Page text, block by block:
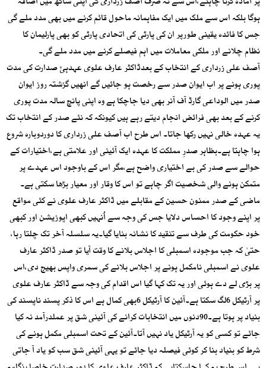
ہوگا بلکہ اس سے ملک میں ایک مفاہمانہ ماحول قائم کرنے میں بھی مدد ملے گی
جس کا فائدہ یقینی طورپر ان کی پارٹی کی اتحادی پارٹی کو بھی پارلیمان کا
نظام چلانے اور ملکی معاملات میں اہم فیصلے کرنے میں مدد ملے گی۔
آصف علی زرداری کے انتخاب کے بعدڈاکٹر عارف علوی عہدہئ صدارت کی مدت
پوری ہونے پر اب ایوان صدر سے رخصت ہو جائیں گے انھیں گزشتہ روز ایوان
صدر میں الوداعی گارڈ آف آنر بھی دیا جاچکا ہے وہ اپنی پانچ سالہ مدت پوری
کرنے کے بعد بھی فرائض انجام دیتے رہے ہیں کیونکہ کہ نئے صدر کے انتخاب تک
یہ عہدہ خالی نہیں رکھا جاتا۔ اس طرح اب آصف علی زرداری کا دوردوبارہ شروع
ہوا چاہتا ہے۔بظاہر صدرِ مملکت کا عہدہ ایک آئینی اور علامتی ہے،اختیارات کے
حوالے سے صدر کی بے اختیاری واضح ہے،مگر اس کے باوجود اس عہدے پر
متمکن ہونے والی شخصیت اگر چاہے تو اس کا وقار اور معیار بڑھا سکتی ہے۔
ماضی کے صدر ممنون حسین کے مقابلے میں ڈاکٹر عارف علوی نے کئی مواقع
پر اپنے وجود کا احساس دلایا جس کی وجہ سے اُنہیں کبھی اپوزیشن اور کبھی
خود حکومت کی طرف سے تنقید کا نشانہ بنایا گیا۔یہ سلسلہ آخر تک چلتا رہا،
حتیٰ کہ جب موجودہ اسمبلی کا اجلاس بلانے کا وقت آیا تو صدر ڈاکٹر عارف
علوی نے اسمبلی نامکمل ہونے پر اجلاس بلانے کی سمری واپس بھیج دی،اس
پر بڑی لے دے ہوئی اور یہ تک کہا گیا اس اقدام کی وجہ سے ڈاکٹر عارف علوی
پر آرٹیکل 6لگ سکتا ہے۔آئین کا آرٹیکل 6بھی کمال ہے اس کا ذکر پسند ناپسند کی
بنیاد پر ہوتا ہے۔90دنوں میں انتخابات کرانے کی آئینی شق پر عملدرآمد نہ کیا
جائے تو کسی کو یہ آرٹیکل یاد نہیں آتا۔آئین کے تحت اسمبلی مکمل ہونے کی
شرط کو بنیاد بنا کر کوئی فیصلہ دیا جائے تو یہی آئینی شق سب کو یاد آ جاتی